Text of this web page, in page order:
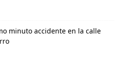
minuto accidente en la calle